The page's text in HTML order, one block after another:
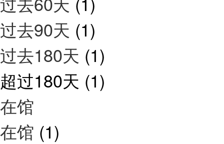
过去90天 (1)
过去180天 (1)
超过180天 (1)
在馆
在馆 (1)